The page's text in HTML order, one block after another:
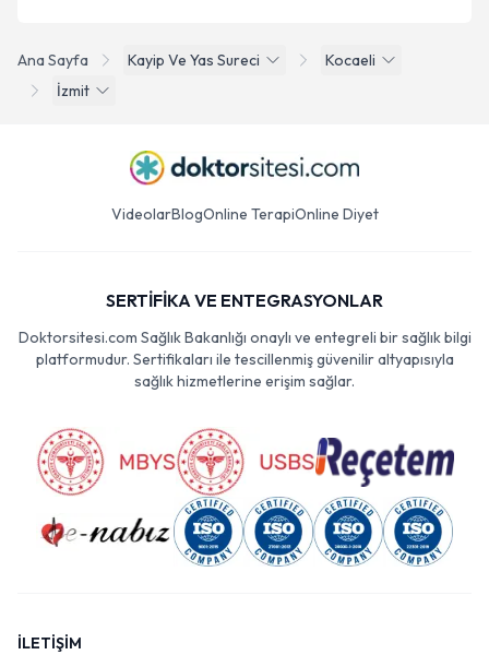
Ana Sayfa Kayip Ve Yas Sureci
Kocaeli
İzmit
VideolarBlogOnline TerapiOnline Diyet
SERTİFİKA VE ENTEGRASYONLAR
Doktorsitesi.com Sağlık Bakanlığı onaylı ve entegreli bir sağlık bilgi
platformudur. Sertifikaları ile tescillenmiş güvenilir altyapısıyla
sağlık hizmetlerine erişim sağlar.
İLETİŞİM